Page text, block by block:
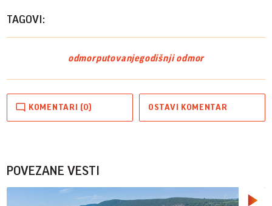
TAGOVI:
odmorputovanjegodišnji odmor
KOMENTARI (0) OSTAVI KOMENTAR
POVEZANE VESTI